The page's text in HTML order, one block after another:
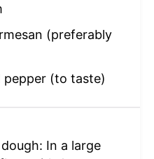
(preferably
pepper (to taste)
In a large